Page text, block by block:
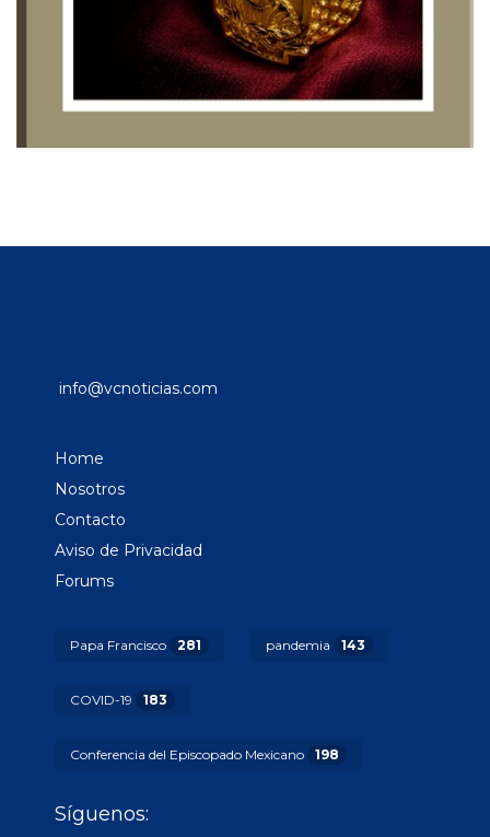
info@vcnoticias.com
Home
Nosotros
Contacto
Aviso de Privacidad
Forums
Papa Francisco 281 pandemia 143
COVID-19 183
Conferencia del Episcopado Mexicano 198
Síguenos: